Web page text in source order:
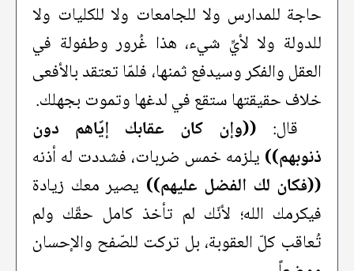
حاجة للمدارس ولا للجامعات ولا للكليات ولا
للدولة ولا لأيِّ شيء، هذا غُرور وطفولة في
العقل والفكر وسيدفع ثمنها، فلمّا تعتقد بالأفعى
خلاف حقيقتها ستقع في لدغها وتموت بجهلك.
قال: ((وإن كان عقابك إيّاهم دون
ذنوبهم)) يلزمه خمس ضربات، فشددت له أذنه
((فكان لك الفضل عليهم)) يصير معك زيادة
فيكرمك الله؛ لأنّك لم تأخذ كامل حقّك ولم
تُعاقب كلّ العقوبة، بل تركت للصّفح والإحسان